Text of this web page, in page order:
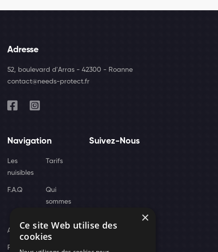
Adresse
52, boulevard d'Arras - 42300 - Roanne
contact@needs-protect.fr
Navigation
Les
nuisibles
Tarifs
F.A.Q
Qui
sommes
Actus
Recrutement
Suivez-Nous
×
Ce site Web utilise des
cookies